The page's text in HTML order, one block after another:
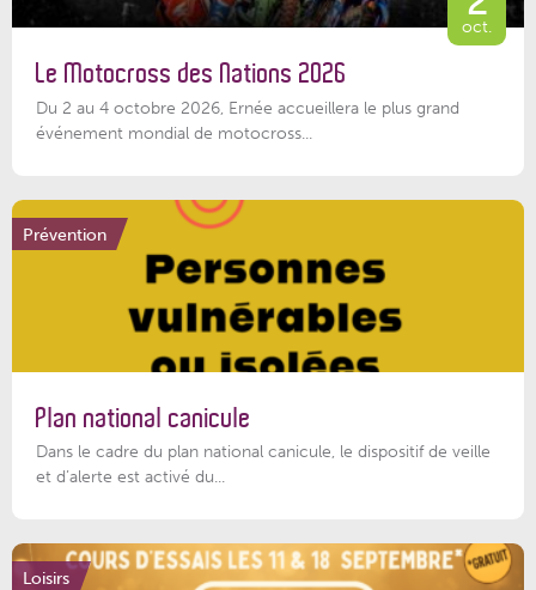
oct.
Le Motocross des Nations 2026
Du 2 au 4 octobre 2026, Ernée accueillera le plus grand
événement mondial de motocross...
Prévention
Plan national canicule
Dans le cadre du plan national canicule, le dispositif de veille
et d’alerte est activé du...
Loisirs